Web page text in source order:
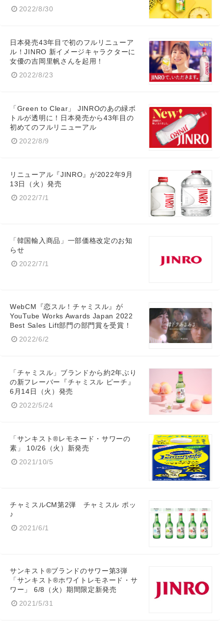
2022/8/30
日本発売43年目で初のフルリニューア
ル！JINRO 新イメージキャラクターに
女優の吉岡里帆さんを起用！
2022/8/23
「Green to Clear」 JINROのあの緑ボ
トルが透明に！日本発売から43年目の
初めてのフルリニューアル
2022/8/9
リニューアル『JINRO』が2022年9月
13日（火）発売
2022/7/1
「韓国輸入商品」一部価格改定のお知
らせ
2022/7/1
WebCM『恋スル！チャミスル』が
YouTube Works Awards Japan 2022
Best Sales Lift部門の部門賞を受賞！
2022/6/2
「チャミスル」ブランドから約2年ぶり
の新フレーバー『チャミスル ピーチ』
6月14日（火）発売
2022/5/24
「サンキスト®レモネード・サワーの
素」 10/26（火）新発売
2021/10/5
チャミスルCM第2弾 チャミスル ポッ
♪
2021/6/1
サンキスト®ブランドのサワー第3弾
「サンキスト®ホワイトレモネード・サ
ワー」 6/8（火）期間限定新発売
2021/5/31